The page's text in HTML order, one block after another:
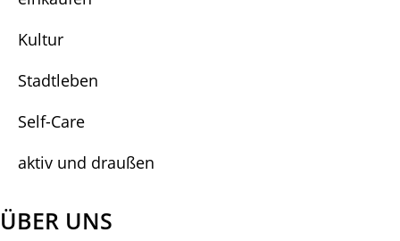
Kultur
Stadtleben
Self-Care
aktiv und draußen
ÜBER UNS